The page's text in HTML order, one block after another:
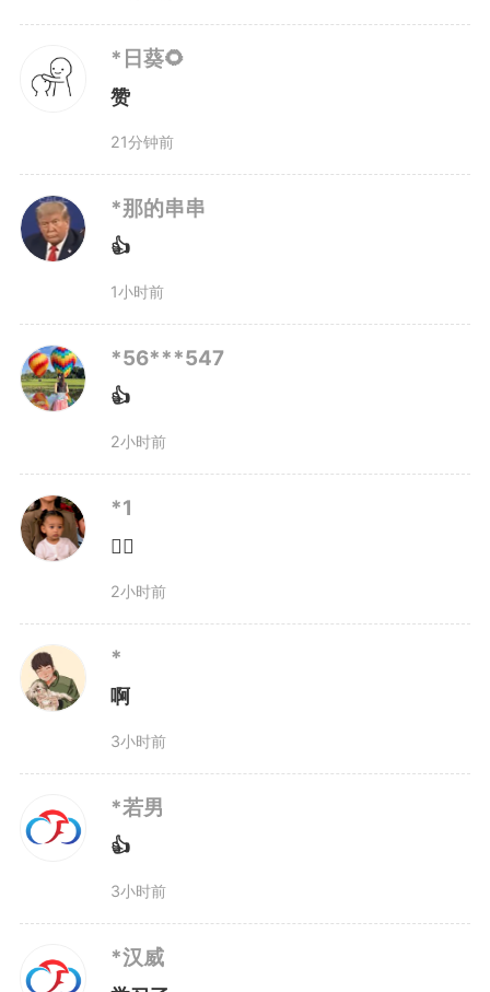
*日葵🌻
赞
21分钟前
*那的串串
👍
1小时前
*56***547
👍
2小时前
*1
👍🏻
2小时前
*
啊
3小时前
*若男
👍
3小时前
*汉威